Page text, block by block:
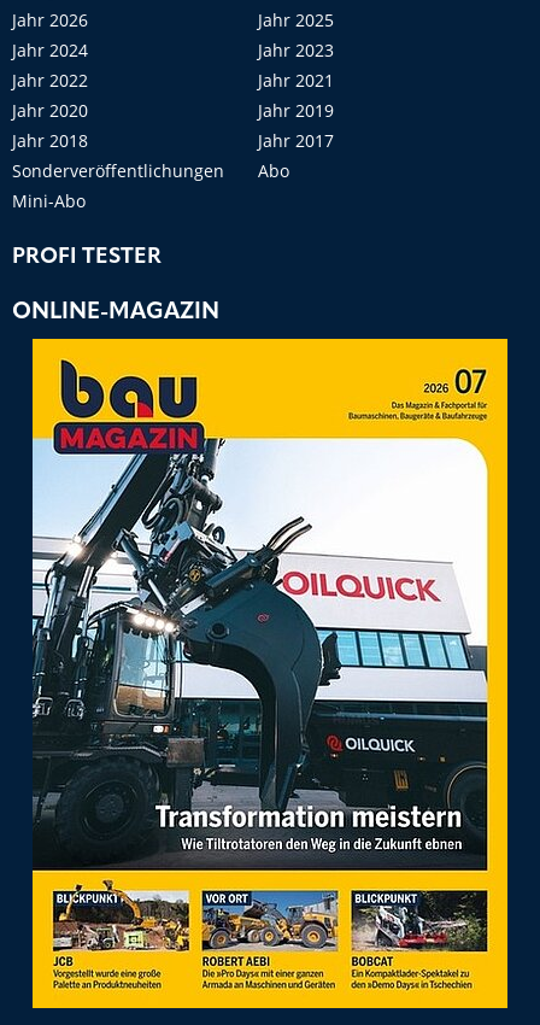
Jahr 2026
Jahr 2025
Jahr 2024
Jahr 2023
Jahr 2022
Jahr 2021
Jahr 2020
Jahr 2019
Jahr 2018
Jahr 2017
Sonderveröffentlichungen
Abo
Mini-Abo
PROFI TESTER
ONLINE-MAGAZIN